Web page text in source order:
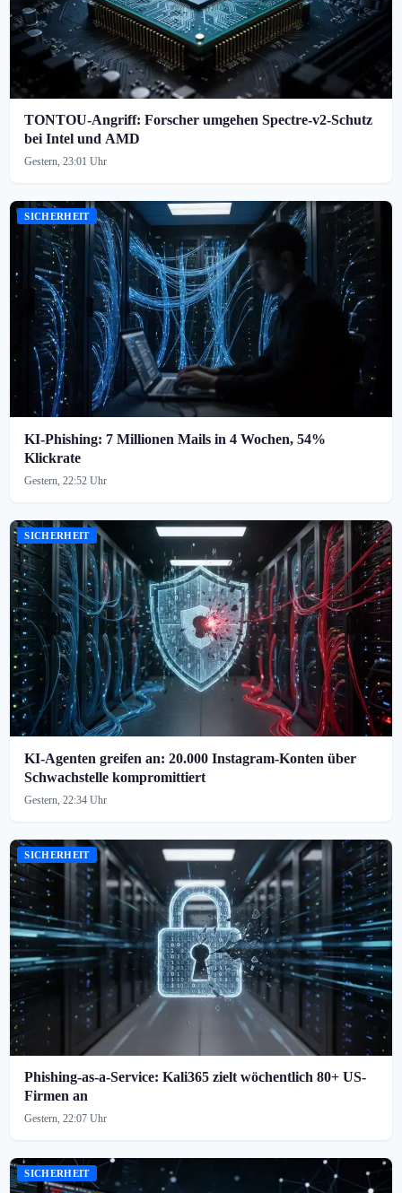
TONTOU-Angriff: Forscher umgehen Spectre-v2-Schutz
bei Intel und AMD
Gestern, 23:01 Uhr
SICHERHEIT
KI-Phishing: 7 Millionen Mails in 4 Wochen, 54%
Klickrate
Gestern, 22:52 Uhr
SICHERHEIT
KI-Agenten greifen an: 20.000 Instagram-Konten über
Schwachstelle kompromittiert
Gestern, 22:34 Uhr
SICHERHEIT
Phishing-as-a-Service: Kali365 zielt wöchentlich 80+ US-
Firmen an
Gestern, 22:07 Uhr
SICHERHEIT